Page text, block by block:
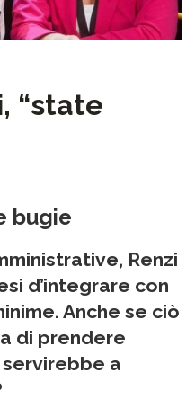
“state
bugie
Renzi
d’integrare con
Anche se ciò
di prendere
servirebbe a